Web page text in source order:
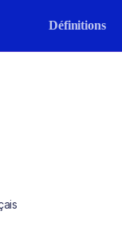
Définitions